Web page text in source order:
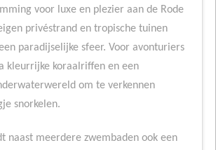
voor luxe en plezier aan de Rode
privéstrand en tropische tuinen
paradijselijke sfeer. Voor avonturiers
kleurrijke koraalriffen en een
om te verkennen
snorkelen.
naast meerdere zwembaden ook een